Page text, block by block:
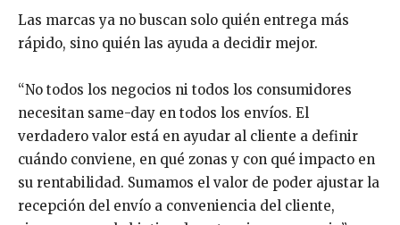
Las marcas ya no buscan solo quién entrega más
rápido, sino quién las ayuda a decidir mejor.
“No todos los negocios ni todos los consumidores
necesitan same-day en todos los envíos. El
verdadero valor está en ayudar al cliente a definir
cuándo conviene, en qué zonas y con qué impacto en
su rentabilidad. Sumamos el valor de poder ajustar la
recepción del envío a conveniencia del cliente,